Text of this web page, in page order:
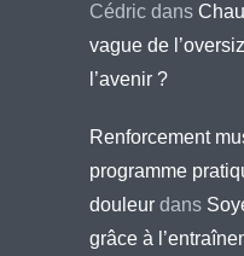
Cédric dans
vague de
l’avenir ?
Renforcement
programme
douleur dans
grâce à